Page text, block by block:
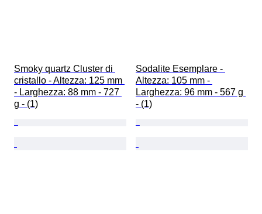
Smoky quartz Cluster di
cristallo - Altezza: 125 mm
- Larghezza: 88 mm - 727
g - (1)
Sodalite Esemplare -
Altezza: 105 mm -
Larghezza: 96 mm - 567 g
- (1)